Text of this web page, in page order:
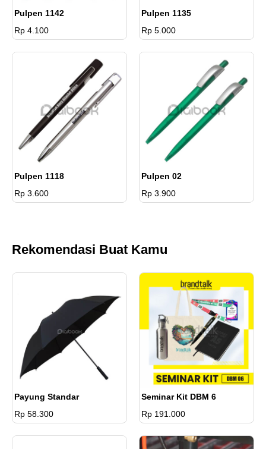
Pulpen 1142
Rp 4.100
Pulpen 1135
Rp 5.000
Pulpen 1118
Rp 3.600
Pulpen 02
Rp 3.900
Rekomendasi Buat Kamu
Payung Standar
Rp 58.300
Seminar Kit DBM 6
Rp 191.000